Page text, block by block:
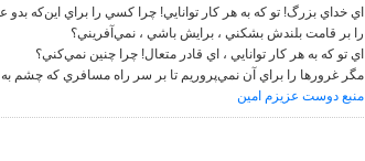
اي خداي بزرگ! تو كه به هر كار توانايي! چرا كسي را براي اين‌كه
را بر قامت بلندش بشكني ، برايش باشي ، نمي‌‌آفريني؟
اي تو كه به هر كار توانايي ، اي قادر متعال! چرا چنين نمي‌كني؟
مگر غرور‌ها را براي آن نمي‌پروريم تا بر سر راه مسافري كه چشم
منبع دوست عزیزم امین